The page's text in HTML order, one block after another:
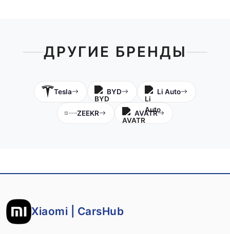
ДРУГИЕ БРЕНДЫ
Tesla BYD Li Auto
ZEEKR AVATR
Xiaomi | CarsHub